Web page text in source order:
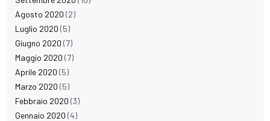
Agosto 2020 (2)
Luglio 2020 (5)
Giugno 2020 (7)
Maggio 2020 (7)
Aprile 2020 (5)
Marzo 2020 (5)
Febbraio 2020 (3)
Gennaio 2020 (4)